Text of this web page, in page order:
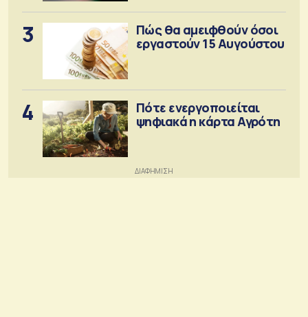
3
Πώς θα αμειφθούν όσοι
εργαστούν 15 Αυγούστου
4
Πότε ενεργοποιείται
ψηφιακά η κάρτα Αγρότη